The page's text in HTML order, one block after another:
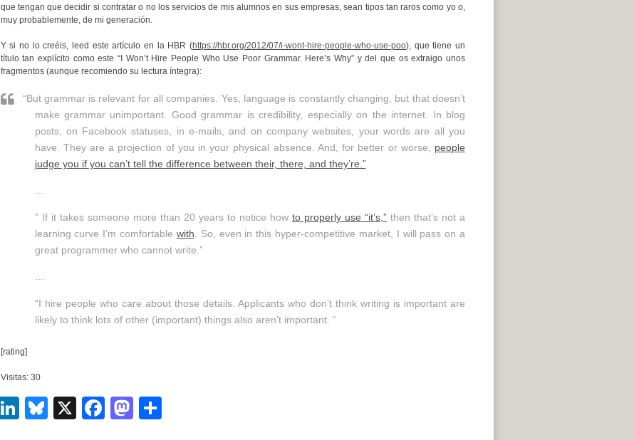
que tengan que decidir si contratar o no los servicios de mis alumnos en sus empresas, sean tipos tan raros como yo o,
muy probablemente, de mi generación.
Y si no lo creéis, leed este artículo en la HBR (https://hbr.org/2012/07/i-wont-hire-people-who-use-poo), que tiene un
título tan explícito como este “I Won’t Hire People Who Use Poor Grammar. Here’s Why” y del que os extraigo unos
fragmentos (aunque recomiendo su lectura íntegra):
“But grammar is relevant for all companies. Yes, language is constantly changing, but that doesn’t
make grammar unimportant. Good grammar is credibility, especially on the internet. In blog
posts, on Facebook statuses, in e-mails, and on company websites, your words are all you
have. They are a projection of you in your physical absence. And, for better or worse, people
judge you if you can’t tell the difference between their, there, and they’re.”
…
” If it takes someone more than 20 years to notice how to properly use “it’s,”then that’s not a
learning curve I’m comfortable with . So, even in this hyper-competitive market, I will pass on a
great programmer who cannot write.”
“I hire people who care about those details. Applicants who don’t think writing is important are
likely to think lots of other (important) things also aren’t important. “
[rating]
Visitas: 30
LinkedIn
Bluesky
X Facebook
Mastodon
Compartir